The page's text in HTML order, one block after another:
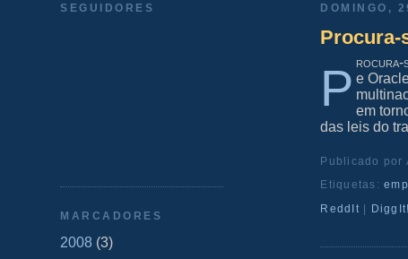
SEGUIDORES
MARCADORES
2008 (3)
DOMINGO,
Procura-
P e
em
das leis do
Publicado por
Etiquetas:
ReddIt | DiggIt!